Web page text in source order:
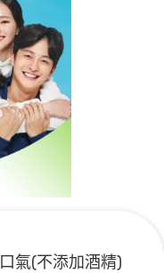
氣(不添加酒精)